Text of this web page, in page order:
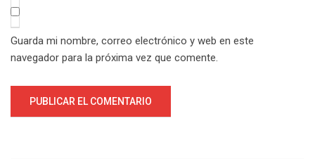
Guarda mi nombre, correo electrónico y web en este
navegador para la próxima vez que comente.